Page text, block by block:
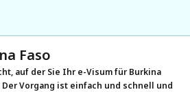
Faso
auf der Sie Ihr e-Visum für Burkina
Vorgang ist einfach und schnell und